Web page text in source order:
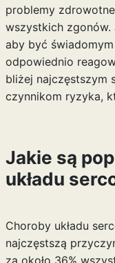
problemy
wszystkich zgonów.
aby być
odpowiednio
bliżej najczęstszym
czynnikom ryzyka,
Jakie są
układu
Choroby układu
najczęstszą
za około 36%